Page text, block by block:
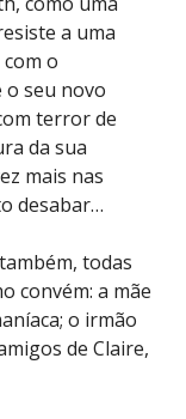
a uma
o
o seu novo
terror de
da sua
mais nas
desabar…
todas
convém: a mãe
o irmão
de Claire,